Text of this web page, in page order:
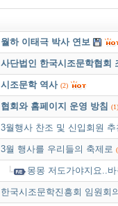
월하 이태극 박사 연보
사단법인 한국시조문학협회
시조문학 역사 (2)
협회와 홈페이지 운영 방침 (1)
3월행사 찬조 및 신입회원 추
3월 행사를 우리들의 축제로
몽몽 저도가야지요..
한국시조문학진흥회 임원회